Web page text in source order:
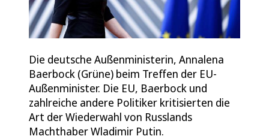
Die deutsche Außenministerin, Annalena
Baerbock (Grüne) beim Treffen der EU-
Außenminister. Die EU, Baerbock und
zahlreiche andere Politiker kritisierten die
Art der Wiederwahl von Russlands
Machthaber Wladimir Putin.